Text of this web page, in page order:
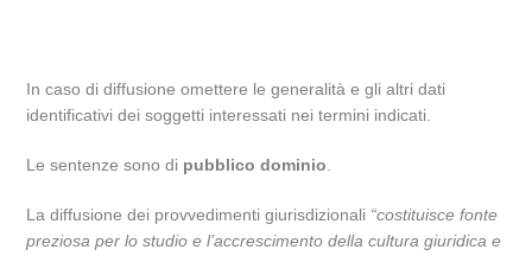
In caso di diffusione omettere le generalità e gli altri dati
identificativi dei soggetti interessati nei termini indicati.
Le sentenze sono di pubblico dominio
La diffusione dei provvedimenti giurisdizionali “costituisce fonte
preziosa per lo studio e l’accrescimento della cultura giuridica e